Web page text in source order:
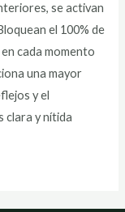
se activan
el 100% de
cada momento
una mayor
y el
clara y nítida